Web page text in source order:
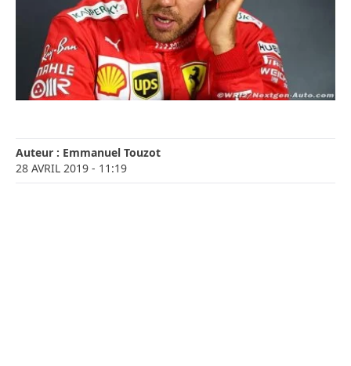
Auteur : Emmanuel Touzot
28 AVRIL 2019 - 11:19